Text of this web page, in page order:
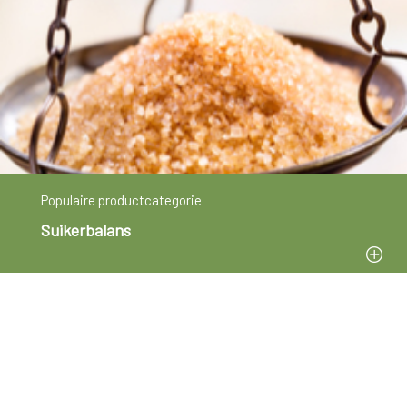
Populaire productcategorie
Suikerbalans